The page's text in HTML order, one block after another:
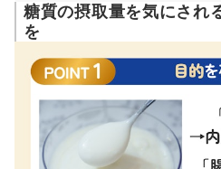
糖質の摂取量を気にされ
を